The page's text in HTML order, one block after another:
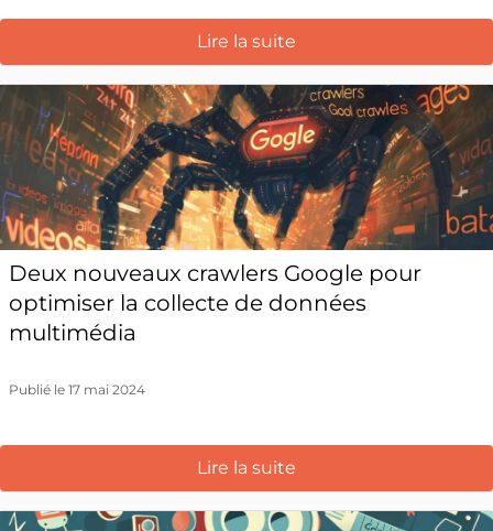
Lire la suite
Deux nouveaux crawlers Google pour
optimiser la collecte de données
multimédia
Publié le 17 mai 2024
Lire la suite